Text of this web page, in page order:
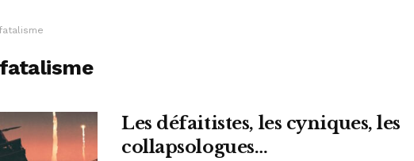
fatalisme
fatalisme
Les défaitistes, les cyniques, les
collapsologues…